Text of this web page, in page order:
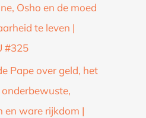
Osho en de moed
te leven |
#325
Pape over geld, het
en ware rijkdom |